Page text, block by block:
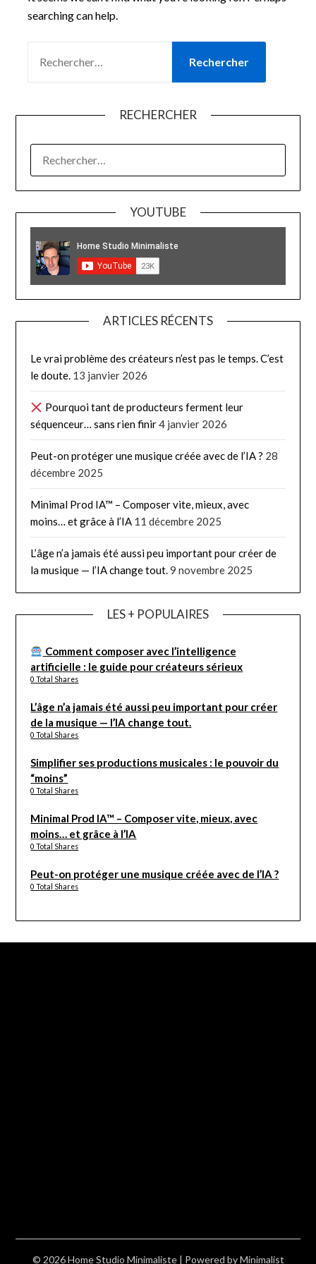
searching can help.
RECHERCHER
YOUTUBE
ARTICLES RÉCENTS
Le vrai problème des créateurs n’est pas le temps. C’est
le doute. 13 janvier 2026
Pourquoi tant de producteurs ferment leur
séquenceur… sans rien finir4 janvier 2026
Peut-on protéger une musique créée avec de l’IA ? 28
décembre 2025
Minimal Prod IA™ – Composer vite, mieux, avec
moins… et grâce à l’IA 11 décembre 2025
L’âge n’a jamais été aussi peu important pour créer de
la musique — l’IA change tout.9 novembre 2025
LES + POPULAIRES
Comment composer avec l’intelligence
artificielle : le guide pour créateurs sérieux
0 Total Shares
L’âge n’a jamais été aussi peu important pour créer
de la musique — l’IA change tout.
0 Total Shares
Simplifier ses productions musicales : le pouvoir du
“moins”
0 Total Shares
Minimal Prod IA™ – Composer vite, mieux, avec
moins… et grâce à l’IA
0 Total Shares
Peut-on protéger une musique créée avec de l’IA ?
0 Total Shares
© 2026 Home Studio Minimaliste | Powered byMinimalist